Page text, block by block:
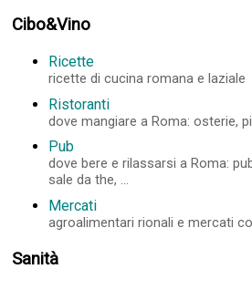
Cibo&Vino
Ricette
ricette di cucina romana e laziale
Ristoranti
dove mangiare a Roma: osterie,
Pub
dove bere e rilassarsi a Roma:
sale da the, ...
Mercati
agroalimentari rionali e mercati
Sanità